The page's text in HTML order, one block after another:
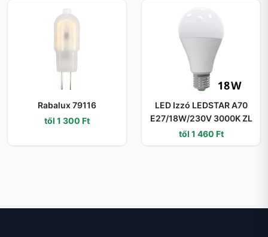
Rabalux 79116
től 1 300 Ft
LED Izzó LEDSTAR A70
E27/18W/230V 3000K ZL
től 1 460 Ft